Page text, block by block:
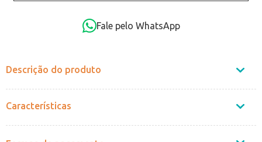
Fale pelo WhatsApp
Descrição do produto
Características